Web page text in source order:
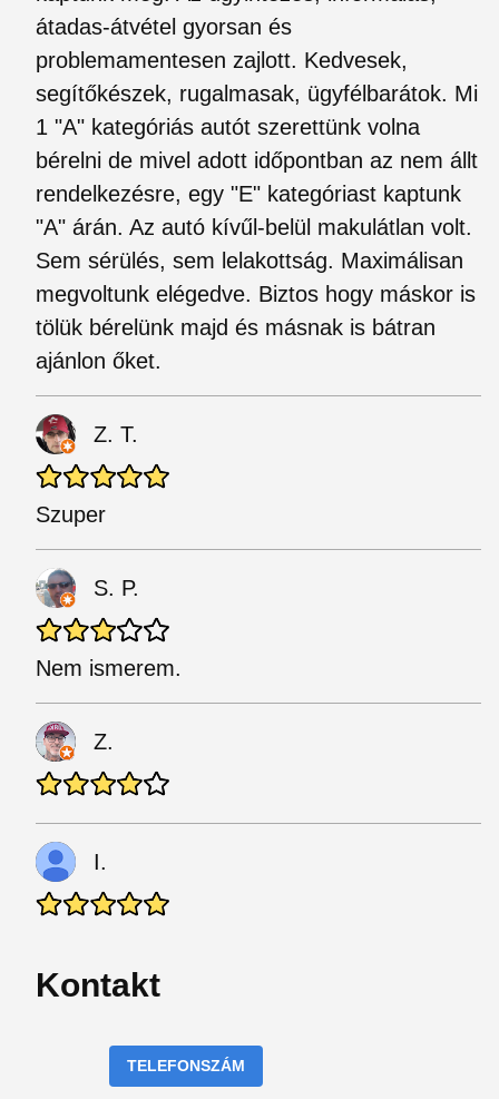
átadas-átvétel gyorsan és
problemamentesen zajlott. Kedvesek,
segítőkészek, rugalmasak, ügyfélbarátok. Mi
1 "A" kategóriás autót szerettünk volna
bérelni de mivel adott időpontban az nem állt
rendelkezésre, egy "E" kategóriast kaptunk
"A" árán. Az autó kívűl-belül makulátlan volt.
Sem sérülés, sem lelakottság. Maximálisan
megvoltunk elégedve. Biztos hogy máskor is
tölük bérelünk majd és másnak is bátran
ajánlon őket.
Z. T.
Szuper
S. P.
Nem ismerem.
Z.
I.
Kontakt
TELEFONSZÁM